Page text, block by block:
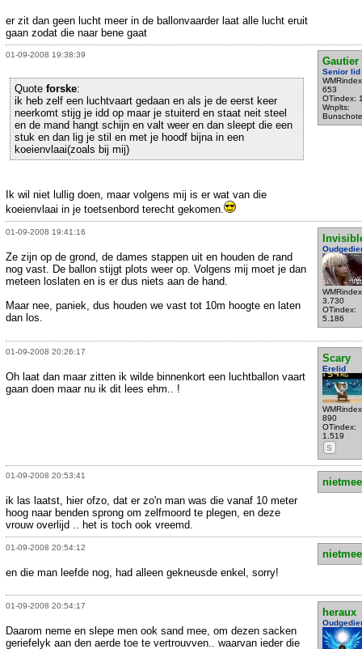
er zit dan geen lucht meer in de ballonvaarder laat alle lucht eruit
gaan zodat die naar bene gaat
01-09-2008 19:38:39
Gautier
Senior lid
653
OTindex:
Wnplts:
Quote forske:
ik heb zelf een luchtvaart gedaan en als je de eerst keer
neerkomt stijg je idd op maar je stuiterd en staat neit steel
en de mand hangt schijn en valt weer en dan sleept die een
stuk en dan lig je stil en met je hoodf bijna in een
koeienvlaai(zoals bij mij)
Ik wil niet lullig doen, maar volgens mij is er wat van die
koeienvlaai in je toetsenbord terecht gekomen.
01-09-2008 19:41:16
3.730
OTindex:
5.186
Ze zijn op de grond, de dames stappen uit en houden de rand
nog vast. De ballon stijgt plots weer op. Volgens mij moet je dan
meteen loslaten en is er dus niets aan de hand.
Maar nee, paniek, dus houden we vast tot 10m hoogte en laten
dan los.
01-09-2008 20:26:17
Scary
Erelid
890
OTindex:
1.519
S
Oh laat dan maar zitten ik wilde binnenkort een luchtballon vaart
gaan doen maar nu ik dit lees ehm.. !
01-09-2008 20:53:41
ik las laatst, hier ofzo, dat er zo'n man was die vanaf 10 meter
hoog naar benden sprong om zelfmoord te plegen, en deze
vrouw overlijd .. het is toch ook vreemd.
01-09-2008 20:54:12
en die man leefde nog, had alleen gekneusde enkel, sorry!
01-09-2008 20:54:17
heraux
Daarom neme en slepe men ook sand mee, om dezen sacken
geriefelyk aan den aerde toe te vertrouvven.. waarvan ieder die